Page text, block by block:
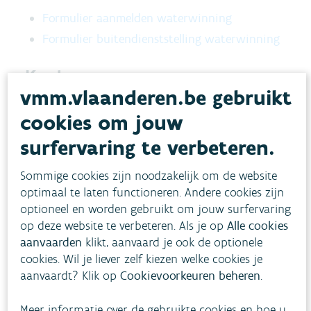
Formulier aanmelden waterwinning
Formulier buitendienststelling waterwinning
Kosten
Deze gegevens worden gebruikt voor de
aanrekening van de
heffing op
waterverontreiniging , en in geval je meer dan
500 kubieke meter grondwater oppomt, ook
voor de heffing op de winning van grondwater.
Regelgeving
De meldingen zijn een toepassing van hetdecreet
van 18 juli 2003 betreffende het integraal
vmm.vlaanderen.be gebruikt
cookies om jouw
surfervaring te verbeteren.
Sommige cookies zijn noodzakelijk om de website
optimaal te laten functioneren. Andere cookies zijn
optioneel en worden gebruikt om jouw surfervaring
op deze website te verbeteren. Als je opAlle cookies
aanvaarden klikt, aanvaard je ook de optionele
cookies. Wil je liever zelf kiezen welke cookies je
aanvaardt? Klik opCookievoorkeuren beheren.